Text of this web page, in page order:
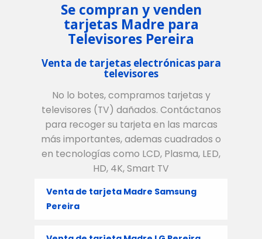
Se compran y venden
tarjetas Madre para
Televisores Pereira
Venta de tarjetas electrónicas para
televisores
No lo botes, compramos tarjetas y
televisores (TV) dañados. Contáctanos
para recoger su tarjeta en las marcas
más importantes, ademas cuadrados o
en tecnologías como LCD, Plasma, LED,
HD, 4K, Smart TV
Venta de tarjeta Madre Samsung
Pereira